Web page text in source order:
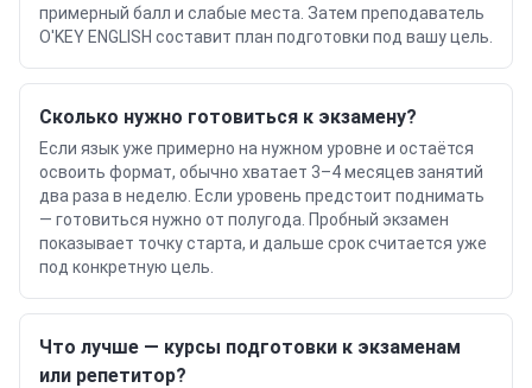
примерный балл и слабые места. Затем преподаватель
O'KEY ENGLISH составит план подготовки под вашу цель.
Сколько нужно готовиться к экзамену?
Если язык уже примерно на нужном уровне и остаётся
освоить формат, обычно хватает 3–4 месяцев занятий
два раза в неделю. Если уровень предстоит поднимать
— готовиться нужно от полугода. Пробный экзамен
показывает точку старта, и дальше срок считается уже
под конкретную цель.
Что лучше — курсы подготовки к экзаменам
или репетитор?